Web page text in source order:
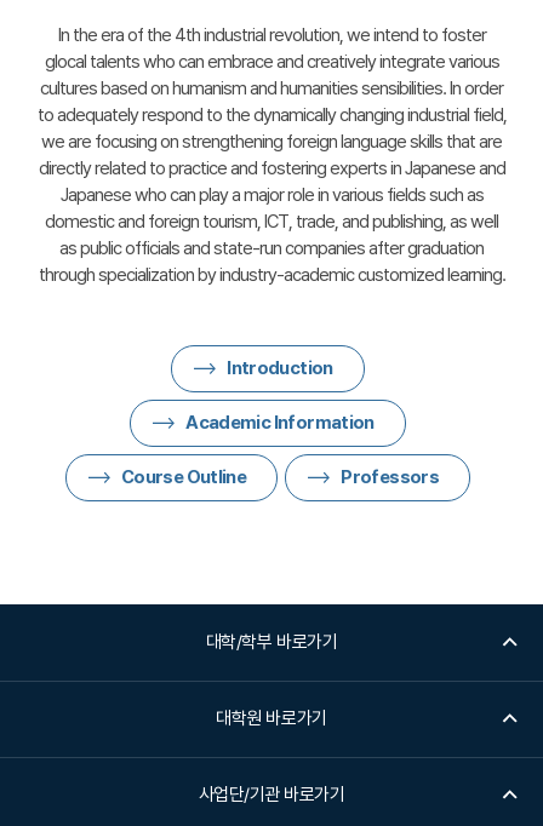
In the era of the 4th industrial revolution, we intend to foster
glocal talents who can embrace and creatively integrate various
cultures based on humanism and humanities sensibilities. In order
to adequately respond to the dynamically changing industrial field,
we are focusing on strengthening foreign language skills that are
directly related to practice and fostering experts in Japanese and
Japanese who can play a major role in various fields such as
domestic and foreign tourism, ICT, trade, and publishing, as well
as public officials and state-run companies after graduation
through specialization by industry-academic customized learning.
Introduction
Academic Information
Course Outline Professors
대학/학부 바로가기
대학원 바로가기
사업단/기관 바로가기